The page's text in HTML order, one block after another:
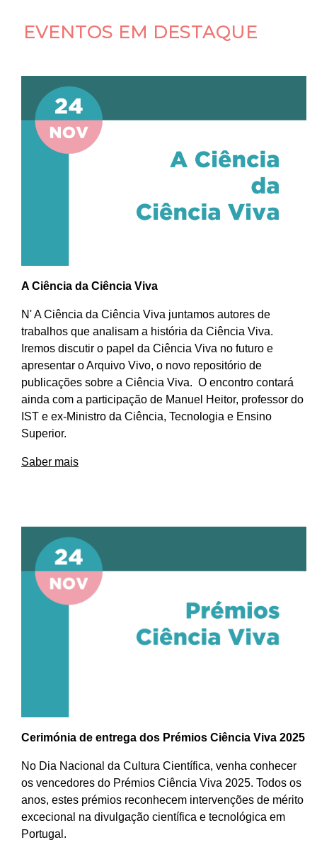
EVENTOS EM DESTAQUE
A Ciência da Ciência Viva
N' A Ciência da Ciência Viva juntamos autores de
trabalhos que analisam a história da Ciência Viva.
Iremos discutir o papel da Ciência Viva no futuro e
apresentar o Arquivo Vivo, o novo repositório de
publicações sobre a Ciência Viva. O encontro contará
ainda com a participação de Manuel Heitor, professor do
IST e ex-Ministro da Ciência, Tecnologia e Ensino
Superior.
Saber mais
Cerimónia de entrega dos Prémios Ciência Viva 2025
No Dia Nacional da Cultura Científica, venha conhecer
os vencedores do Prémios Ciência Viva 2025. Todos os
anos, estes prémios reconhecem intervenções de mérito
excecional na divulgação científica e tecnológica em
Portugal.